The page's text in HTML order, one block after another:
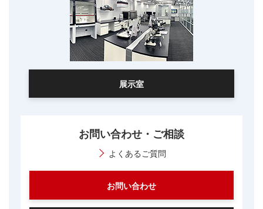
展示室
お問い合わせ・ご相談
よくあるご質問
お問い合わせ